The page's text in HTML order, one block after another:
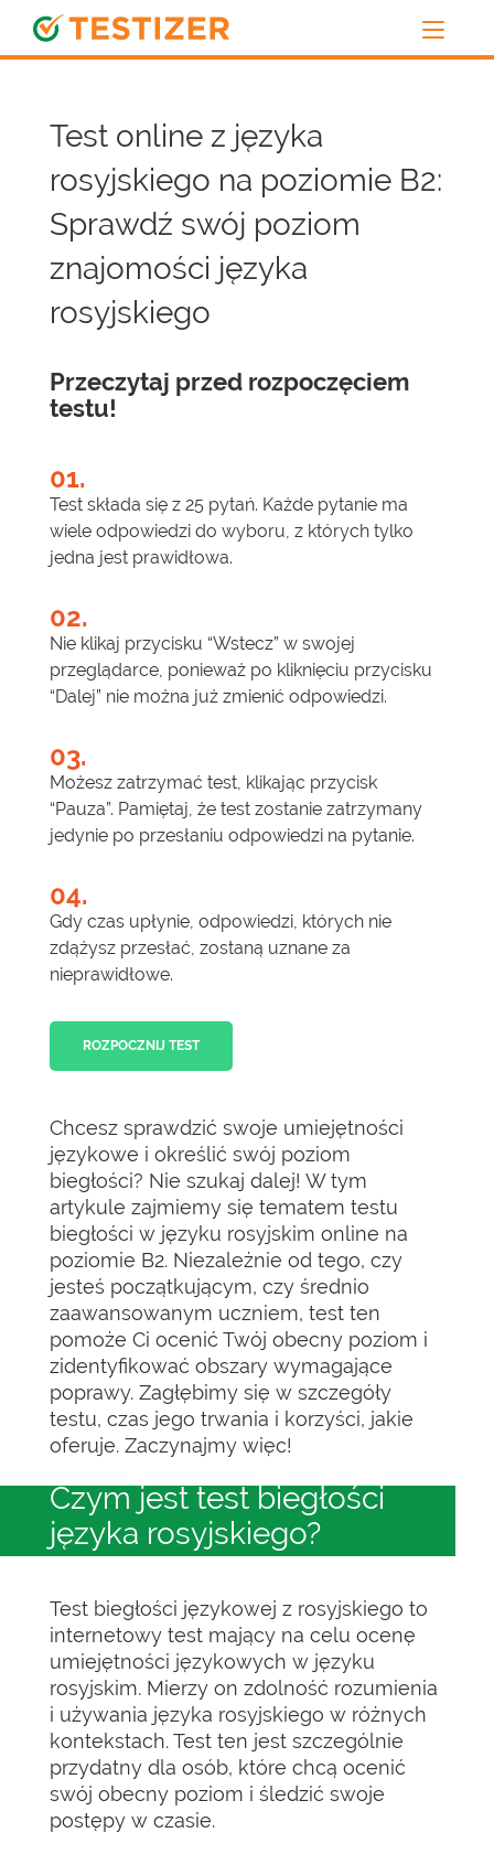
Test online z języka
rosyjskiego na poziomie B2:
Sprawdź swój poziom
znajomości języka
rosyjskiego
Przeczytaj przed rozpoczęciem
testu!
01.
Test składa się z 25 pytań. Każde pytanie ma
wiele odpowiedzi do wyboru, z których tylko
jedna jest prawidłowa.
02.
Nie klikaj przycisku “Wstecz” w swojej
przeglądarce, ponieważ po kliknięciu przycisku
“Dalej” nie można już zmienić odpowiedzi.
03.
Możesz zatrzymać test, klikając przycisk
“Pauza”. Pamiętaj, że test zostanie zatrzymany
jedynie po przesłaniu odpowiedzi na pytanie.
04.
Gdy czas upłynie, odpowiedzi, których nie
zdążysz przesłać, zostaną uznane za
nieprawidłowe.
ROZPOCZNIJ TEST
Chcesz sprawdzić swoje umiejętności
językowe i określić swój poziom
biegłości? Nie szukaj dalej! W tym
artykule zajmiemy się tematem testu
biegłości w języku rosyjskim online na
poziomie B2. Niezależnie od tego, czy
jesteś początkującym, czy średnio
zaawansowanym uczniem, test ten
pomoże Ci ocenić Twój obecny poziom i
zidentyfikować obszary wymagające
poprawy. Zagłębimy się w szczegóły
testu, czas jego trwania i korzyści, jakie
oferuje. Zaczynajmy więc!
Czym jest test biegłości
języka rosyjskiego?
Test biegłości językowej z rosyjskiego to
internetowy test mający na celu ocenę
umiejętności językowych w języku
rosyjskim. Mierzy on zdolność rozumienia
i używania języka rosyjskiego w różnych
kontekstach. Test ten jest szczególnie
przydatny dla osób, które chcą ocenić
swój obecny poziom i śledzić swoje
postępy w czasie.